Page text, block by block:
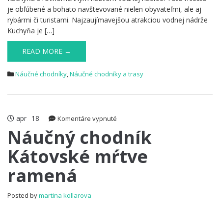
je obľúbené a bohato navštevované nielen obyvateľmi, ale aj
rybármi či turistami. Najzaujímavejšou atrakciou vodnej nádrže
Kuchyňa je […]
READ MORE →
Náučné chodníky,Náučné chodníky a trasy
apr 18 Komentáre vypnuté
chodník
Kátovské
mŕtve
Náučný chodník
Kátovské mŕtve
ramená
Posted bymartina kollarova